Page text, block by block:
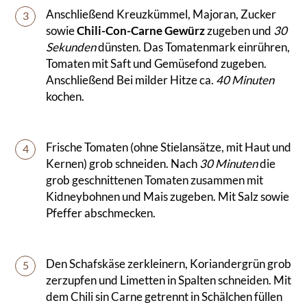
3
Anschließend Kreuzkümmel, Majoran, Zucker
sowieChili-Con-Carne Gewürzzugeben und 30
Sekundendünsten. Das Tomatenmark einrühren,
Tomaten mit Saft und Gemüsefond zugeben.
Anschließend Bei milder Hitze ca. 40 Minuten
kochen.
4
Frische Tomaten (ohne Stielansätze, mit Haut und
Kernen) grob schneiden. Nach30 Minutendie
grob geschnittenen Tomaten zusammen mit
Kidneybohnen und Mais zugeben. Mit Salz sowie
Pfeffer abschmecken.
5
Den Schafskäse zerkleinern, Koriandergrün grob
zerzupfen und Limetten in Spalten schneiden. Mit
dem Chili sin Carne getrennt in Schälchen füllen